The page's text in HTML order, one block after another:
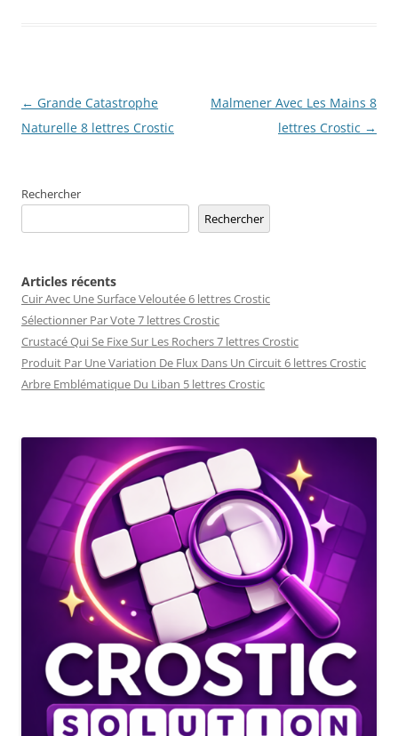
Navigation
des
← Grande Catastrophe
Naturelle 8 lettres Crostic
Malmener Avec Les Mains 8
lettres Crostic →
Rechercher
Rechercher
Articles récents
Cuir Avec Une Surface Veloutée 6 lettres Crostic
Sélectionner Par Vote 7 lettres Crostic
Crustacé Qui Se Fixe Sur Les Rochers 7 lettres Crostic
Produit Par Une Variation De Flux Dans Un Circuit 6 lettres Crostic
Arbre Emblématique Du Liban 5 lettres Crostic